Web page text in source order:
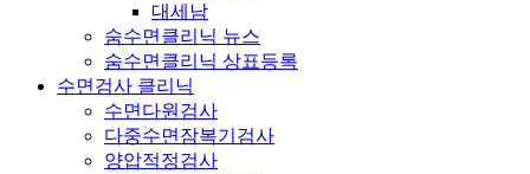
대세남
숨수면클리닉 뉴스
숨수면클리닉 상표등록
수면검사 클리닉
수면다원검사
다중수면잠복기검사
양압적정검사